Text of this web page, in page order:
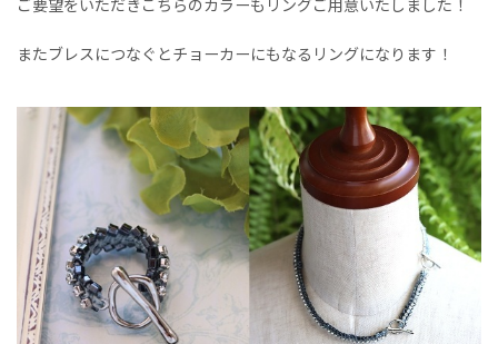
ご要望をいただきこちらのカラーもリングご用意いたしました！
またブレスにつなぐとチョーカーにもなるリングになります！